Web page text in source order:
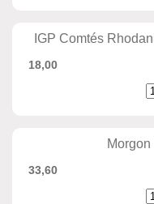
IGP Comtés
18,00
33,60